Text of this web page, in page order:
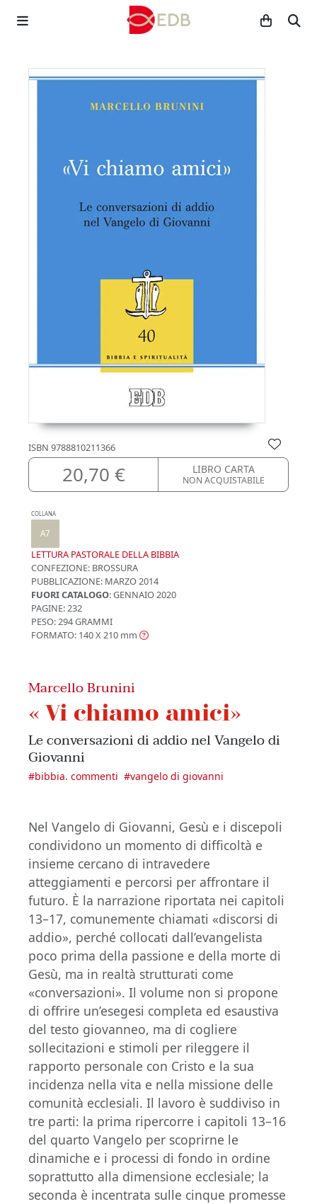
ISBN 9788810211366
20,70 € LIBRO CARTA
NON ACQUISTABILE
COLLANA
A7
LETTURA PASTORALE DELLA BIBBIA
CONFEZIONE: BROSSURA
PUBBLICAZIONE: MARZO 2014
FUORI CATALOGO: GENNAIO 2020
PAGINE: 232
PESO: 294 GRAMMI
FORMATO: 140 X 210 mm
Marcello Brunini
« Vi chiamo amici»
Le conversazioni di addio nel Vangelo di
Giovanni
#bibbia. commenti #vangelo di giovanni
Nel Vangelo di Giovanni, Gesù e i discepoli
condividono un momento di difficoltà e
insieme cercano di intravedere
atteggiamenti e percorsi per affrontare il
futuro. È la narrazione riportata nei capitoli
13–17, comunemente chiamati «discorsi di
addio», perché collocati dall’evangelista
poco prima della passione e della morte di
Gesù, ma in realtà strutturati come
«conversazioni». Il volume non si propone
di offrire un’esegesi completa ed esaustiva
del testo giovanneo, ma di cogliere
sollecitazioni e stimoli per rileggere il
rapporto personale con Cristo e la sua
incidenza nella vita e nella missione delle
comunità ecclesiali. Il lavoro è suddiviso in
tre parti: la prima ripercorre i capitoli 13–16
del quarto Vangelo per scoprirne le
dinamiche e i processi di fondo in ordine
soprattutto alla dimensione ecclesiale; la
seconda è incentrata sulle cinque promesse